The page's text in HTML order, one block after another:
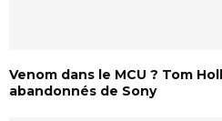
Venom dans le MCU ? Tom
abandonnés de Sony